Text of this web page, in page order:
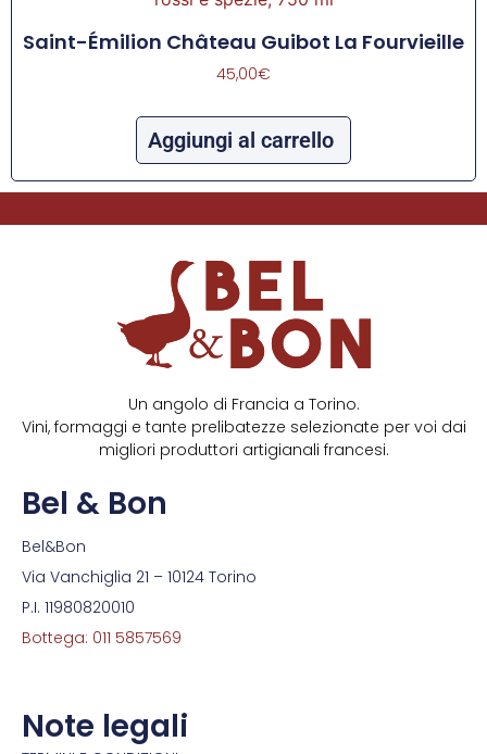
Saint-Émilion Château Guibot La Fourvieille
45,00€
Aggiungi al carrello
Un angolo di Francia a Torino.
Vini, formaggi e tante prelibatezze selezionate per voi dai
migliori produttori artigianali francesi.
Bel & Bon
Bel&Bon
Via Vanchiglia 21 – 10124 Torino
P.I. 11980820010
Bottega: 011 5857569
Note legali